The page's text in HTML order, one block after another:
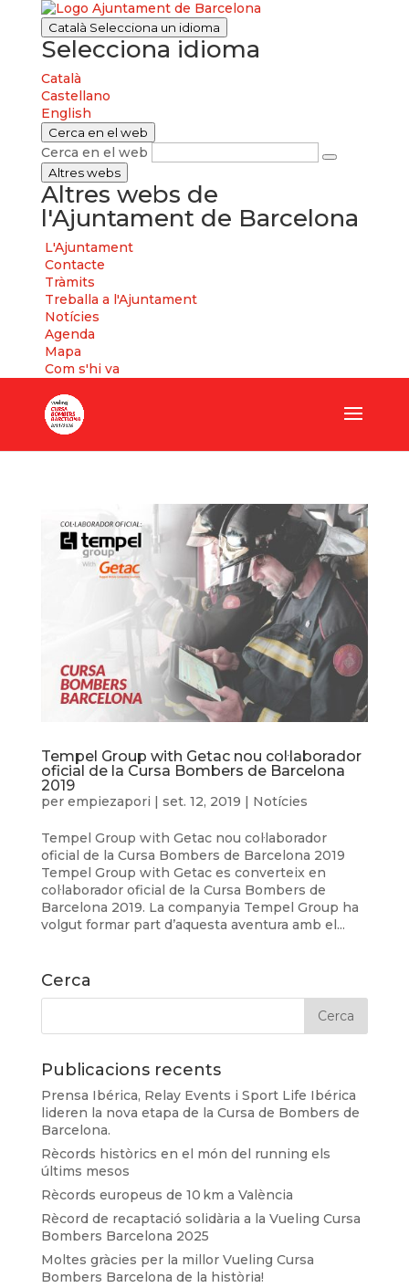
Català Selecciona un idioma
Selecciona idioma
Català
Castellano
English
Cerca en el web
Cerca en el web
Altres webs
Altres webs de
l'Ajuntament de Barcelona
L'Ajuntament
Contacte
Tràmits
Treballa a l'Ajuntament
Notícies
Agenda
Mapa
Com s'hi va
Tempel Group with Getac nou col·laborador
oficial de la Cursa Bombers de Barcelona
2019
per empiezapori | set. 12, 2019 | Notícies
Tempel Group with Getac nou col·laborador
oficial de la Cursa Bombers de Barcelona 2019
Tempel Group with Getac es converteix en
col·laborador oficial de la Cursa Bombers de
Barcelona 2019. La companyia Tempel Group ha
volgut formar part d’aquesta aventura amb el...
Cerca
Publicacions recents
Prensa Ibérica, Relay Events i Sport Life Ibérica
lideren la nova etapa de la Cursa de Bombers de
Barcelona.
Rècords històrics en el món del running els
últims mesos
Rècords europeus de 10 km a València
Rècord de recaptació solidària a la Vueling Cursa
Bombers Barcelona 2025
Moltes gràcies per la millor Vueling Cursa
Bombers Barcelona de la història!